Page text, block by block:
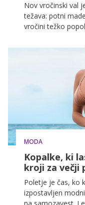
Nov vročinski val
težava: potni
vročini težko
nevidni. Spodaj je
katerih boš videti
MODA
Kopalke, ki
kroji za večji
Poletje je čas, ko
izpostavljen
na samozavest.